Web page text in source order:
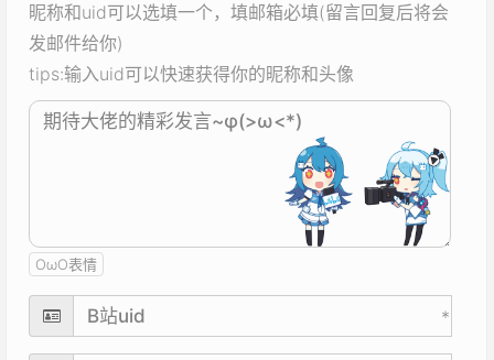
昵称和uid可以选填一个，填邮箱必填(留言回复后将会
发邮件给你)
tips:输入uid可以快速获得你的昵称和头像
OωO表情
*